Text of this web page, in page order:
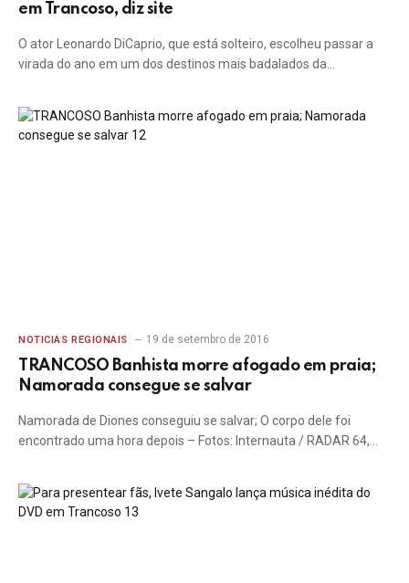
em Trancoso, diz site
O ator Leonardo DiCaprio, que está solteiro, escolheu passar a
virada do ano em um dos destinos mais badalados da…
NOTICIAS REGIONAIS 19 de setembro de 2016
TRANCOSO Banhista morre afogado em praia;
Namorada consegue se salvar
Namorada de Diones conseguiu se salvar; O corpo dele foi
encontrado uma hora depois – Fotos: Internauta / RADAR 64,…